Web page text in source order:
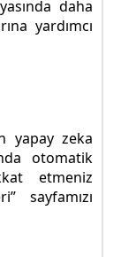
daha
yardımcı
yapay zeka
otomatik
etmeniz
sayfamızı